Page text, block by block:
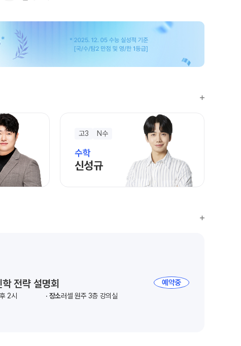
사회·과학 학평 대비
년 모의고사 일정
수능 적중 문항
간 질문답변 앱 QUBE
입시 결과
고3 N수
수학
신성규
전략 설명회
2시 장소러셀 원주 3층 강의실
예약중